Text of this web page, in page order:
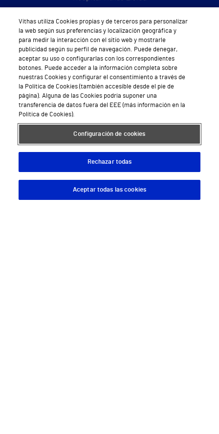
Hospital Universitario Vithas Madrid Arturo Soria
Hospital Universitario Vithas Madrid La Milagrosa
Hospital Vithas Málaga
Hospital Vithas Medimar
Hospital Vithas Sevilla
Hospital Vithas Tenerife
Hospital Vithas Valencia 9 de Octubre
Hospital Vithas Valencia Consuelo
Hospital Vithas Vigo
Descargar App
Vithas utiliza Cookies propias y de terceros para personalizar
la web según sus preferencias y localización geográfica y
para medir la interacción con el sitio web y mostrarle
publicidad según su perfil de navegación. Puede denegar,
aceptar su uso o configurarlas con los correspondientes
botones. Puede acceder a la información completa sobre
nuestras Cookies y configurar el consentimiento a través de
la Política de Cookies (también accesible desde el pie de
página). Alguna de las Cookies podría suponer una
transferencia de datos fuera del EEE (más información en la
Política de Cookies).
Configuración de cookies
Rechazar todas
Aceptar todas las cookies